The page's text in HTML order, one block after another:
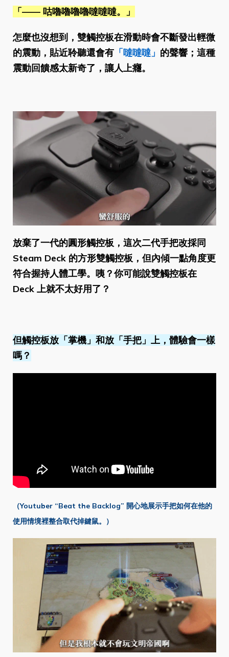
「—— 咕嚕嚕嚕嚕噠噠噠。」
怎麼也沒想到，雙觸控板在滑動時會不斷發出輕微
的震動，貼近聆聽還會有 「噠噠噠」 的聲響；這種
震動回饋感太新奇了，讓人上癮。
放棄了一代的圓形觸控板，這次二代手把改採同
Steam Deck 的方形雙觸控板，但內傾一點角度更
符合握持人體工學。咦？你可能說雙觸控板在
Deck 上就不太好用了？
但觸控板放「掌機」和放「手把」上，體驗會一樣
嗎？
（Youtuber “Beat the Backlog” 開心地展示手把如何在他的
使用情境裡整合取代掉鍵鼠。）